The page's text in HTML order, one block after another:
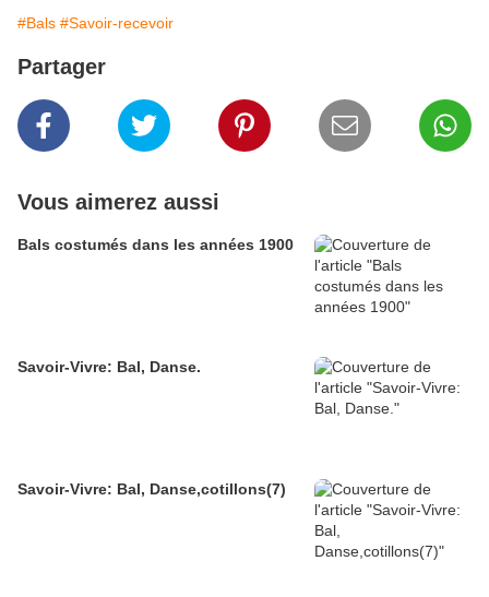
#Bals #Savoir-recevoir
Partager
Vous aimerez aussi
Bals costumés dans les années 1900
Savoir-Vivre: Bal, Danse.
Savoir-Vivre: Bal, Danse,cotillons(7)